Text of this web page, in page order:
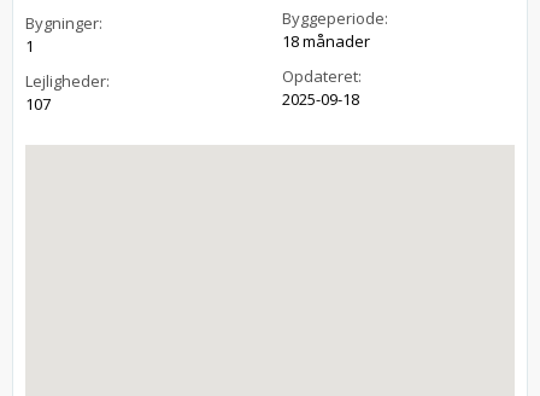
Bygninger:
1
Lejligheder:
107
Byggeperiode:
18 månader
Opdateret:
2025-09-18